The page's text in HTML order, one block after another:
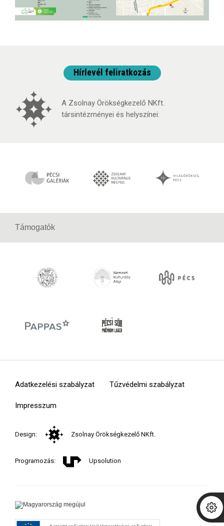
Hírlevél feliratkozás
A Zsolnay Örökségkezelő NKft.
társintézményei és helyszínei:
Támogatók
Adatkezelési szabályzat Tűzvédelmi szabályzat
Impresszum
Design: Zsolnay Örökségkezelő NKft.
Programozás: Upsolution